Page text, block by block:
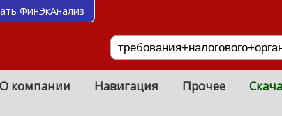
О компании Навигация Прочее
ФинЭкАнализ